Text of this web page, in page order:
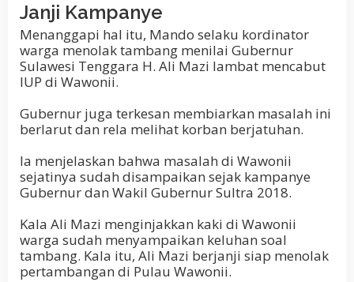
Janji Kampanye
Menanggapi hal itu, Mando selaku kordinator
warga menolak tambang menilai Gubernur
Sulawesi Tenggara H. Ali Mazi lambat mencabut
IUP di Wawonii.
Gubernur juga terkesan membiarkan masalah ini
berlarut dan rela melihat korban berjatuhan.
Ia menjelaskan bahwa masalah di Wawonii
sejatinya sudah disampaikan sejak kampanye
Gubernur dan Wakil Gubernur Sultra 2018.
Kala Ali Mazi menginjakkan kaki di Wawonii
warga sudah menyampaikan keluhan soal
tambang. Kala itu, Ali Mazi berjanji siap menolak
pertambangan di Pulau Wawonii.